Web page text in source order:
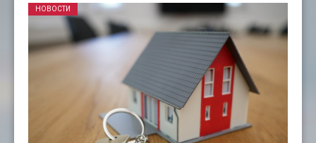
НОВОСТИ